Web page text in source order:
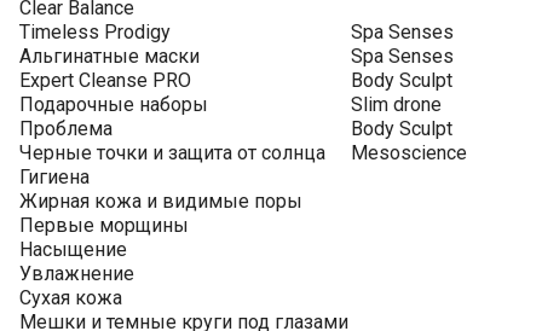
Clear Balance
Timeless Prodigy
Альгинатные маски
Expert Cleanse PRO
Подарочные наборы
Проблема
Черные точки и защита от солнца
Гигиена
Жирная кожа и видимые поры
Первые морщины
Насыщение
Увлажнение
Сухая кожа
Мешки и темные круги под глазами
Spa Senses
Spa Senses
Body Sculpt
Slim drone
Body Sculpt
Mesoscience